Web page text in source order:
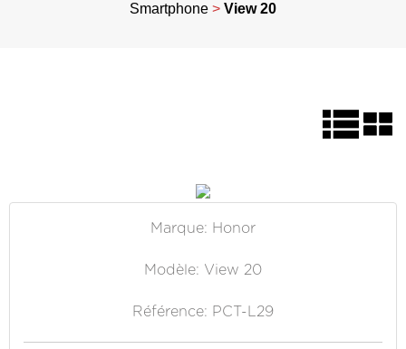
Smartphone > View 20
Marque: Honor
Modèle: View 20
Référence: PCT-L29